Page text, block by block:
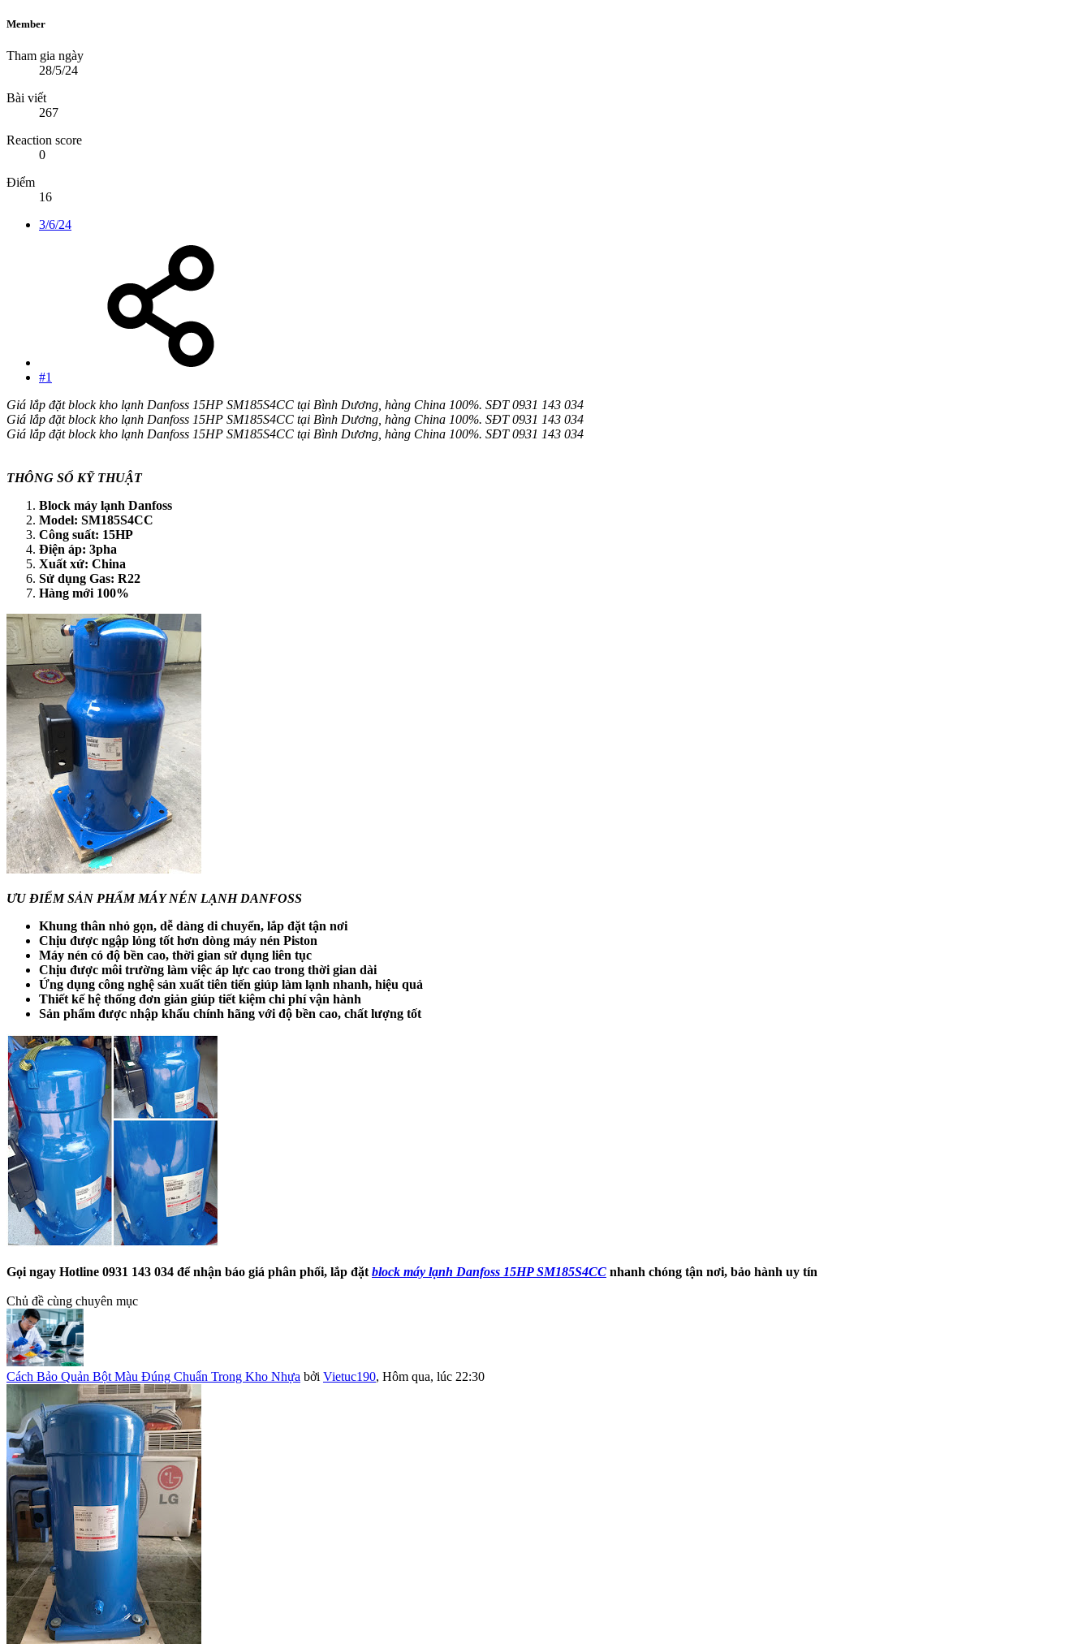
Member
Tham gia ngày
28/5/24
Bài viết
267
Reaction score
0
Điểm
16
3/6/24
#1
Giá lắp đặt block kho lạnh Danfoss 15HP SM185S4CC tại Bình Dương, hàng China 100%. SĐT 0931 143 034
Giá lắp đặt block kho lạnh Danfoss 15HP SM185S4CC tại Bình Dương, hàng China 100%. SĐT 0931 143 034
Giá lắp đặt block kho lạnh Danfoss 15HP SM185S4CC tại Bình Dương, hàng China 100%. SĐT 0931 143 034
THÔNG SỐ KỸ THUẬT
Block máy lạnh Danfoss
Model: SM185S4CC
Công suất: 15HP
Điện áp: 3pha
Xuất xứ: China
Sử dụng Gas: R22
Hàng mới 100%
ƯU ĐIỂM SẢN PHẨM MÁY NÉN LẠNH DANFOSS
Khung thân nhỏ gọn, dễ dàng di chuyển, lắp đặt tận nơi
Chịu được ngập lỏng tốt hơn dòng máy nén Piston
Máy nén có độ bền cao, thời gian sử dụng liên tục
Chịu được môi trường làm việc áp lực cao trong thời gian dài
Ứng dụng công nghệ sản xuất tiên tiến giúp làm lạnh nhanh, hiệu quả
Thiết kế hệ thống đơn giản giúp tiết kiệm chi phí vận hành
Sản phẩm được nhập khẩu chính hãng với độ bền cao, chất lượng tốt
Gọi ngay Hotline 0931 143 034 để nhận báo giá phân phối, lắp đặt block máy lạnh Danfoss 15HP SM185S4CC nhanh chóng tận nơi, bảo hành uy tín
Chủ đề cùng chuyên mục
Cách Bảo Quản Bột Màu Đúng Chuẩn Trong Kho Nhựa bởi Vietuc190, Hôm qua, lúc 22:30